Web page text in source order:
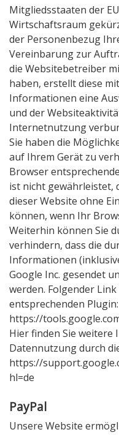
Mitgliedsstaaten der
Wirtschaftsraum
der Personenbezug
Vereinbarung zur
die Websitebetreiber
haben, erstellt diese
Informationen eine
und der
Internetnutzung
Sie haben die
auf Ihrem Gerät zu
Browser
ist nicht gewährleistet,
dieser Website ohne
können, wenn Ihr
Weiterhin können Sie
verhindern, dass die
Informationen
Google Inc. gesendet
werden. Folgender
entsprechenden Plugin:
https://
Hier finden Sie
Datennutzung durch
https://
hl=de
PayPal
Unsere Website